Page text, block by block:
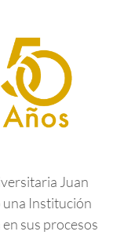
Juan
una Institución
sus procesos